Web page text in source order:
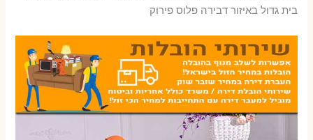
בית גדול באיזור דבירה פלוס פירוק